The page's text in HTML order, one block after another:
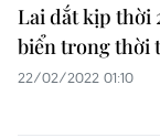
Lai dắt kịp thời
biển trong thời
22/02/2022 01:10